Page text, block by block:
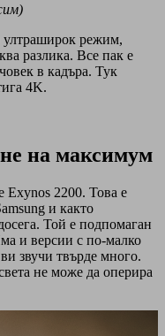
ултраширок режим,
разлика. Все пак е
в кадъра. Тук
4K.
на максимум
Exynos 2200. Това е
и както
Той е подпомаган
и версии с по-малко
звучи твърде много.
не може да оперира